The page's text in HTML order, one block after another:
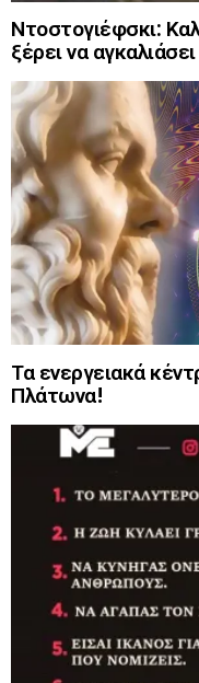
Ντοστογιέφσκι:
ξέρει να
Τα ενεργειακά
Πλάτωνα!